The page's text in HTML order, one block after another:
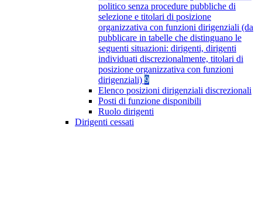
politico senza procedure pubbliche di
selezione e titolari di posizione
organizzativa con funzioni dirigenziali (da
pubblicare in tabelle che distinguano le
seguenti situazioni: dirigenti, dirigenti
individuati discrezionalmente, titolari di
posizione organizzativa con funzioni
dirigenziali) 9
Elenco posizioni dirigenziali discrezionali
Posti di funzione disponibili
Ruolo dirigenti
Dirigenti cessati